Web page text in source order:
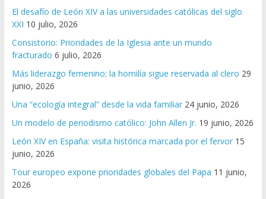
El desafío de León XIV a las universidades católicas del siglo
XXI 10 julio, 2026
Consistorio: Prioridades de la Iglesia ante un mundo
fracturado 6 julio, 2026
Más liderazgo femenino; la homilía sigue reservada al clero 29
junio, 2026
Una “ecología integral” desde la vida familiar 24 junio, 2026
Un modelo de periodismo católico: John Allen Jr. 19 junio, 2026
León XIV en España: visita histórica marcada por el fervor 15
junio, 2026
Tour europeo expone prioridades globales del Papa 11 junio,
2026